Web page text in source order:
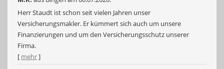
Herr Staudt ist schon seit vielen Jahren unser
Versicherungsmakler. Er kümmert sich auch um unsere
Finanzierungen und um den Versicherungsschutz unserer
Firma.
[ mehr]